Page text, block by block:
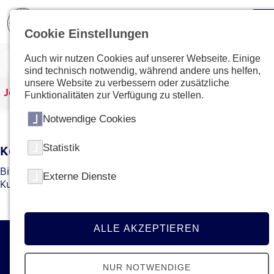
Johanniter Österreich Kurse & Ausbildungen
Kein Kurs mit dieser ID gefunden
Bitte gehen Sie zur Übersichtsseite
Kurs bzw. die gewünschte Ausbildung zu finden.
Cookie Einstellungen
Auch wir nutzen Cookies auf unserer Webseite. Einige
sind technisch notwendig, während andere uns helfen,
unsere Website zu verbessern oder zusätzliche
Funktionalitäten zur Verfügung zu stellen.
Notwendige Cookies
Statistik
Externe Dienste
ALLE AKZEPTIEREN
NUR NOTWENDIGE